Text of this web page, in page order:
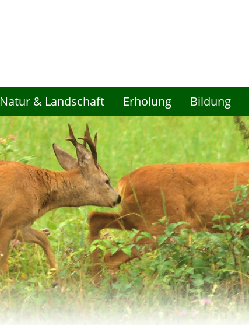
Natur & Landschaft Erholung Bildung